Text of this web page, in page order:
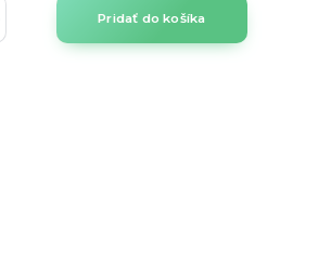
Pridať do košíka